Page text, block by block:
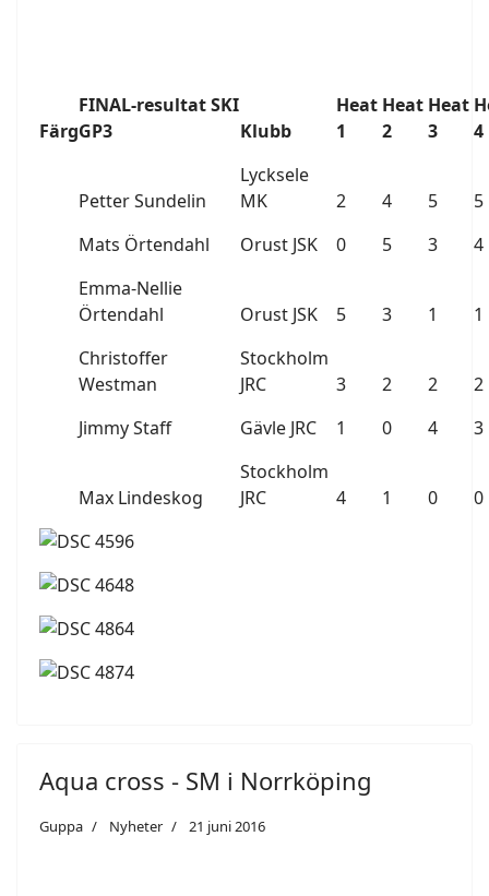
Färg
FINAL-resultat SKI
GP3
Klubb
Heat
1
Heat
2
Heat
3
4
Petter Sundelin
Lycksele
MK
2 4 5
5
Mats Örtendahl
Orust JSK 0 5 3
4
Emma-Nellie
Örtendahl
Orust JSK 5 3 1
1
Christoffer
Westman
Stockholm
JRC
3 2 2
2
Jimmy Staff
Gävle JRC 1 0 4 3
Max Lindeskog
Stockholm
JRC
4 1 0 0
Aqua cross - SM i Norrköping
Guppa Nyheter 21 juni 2016